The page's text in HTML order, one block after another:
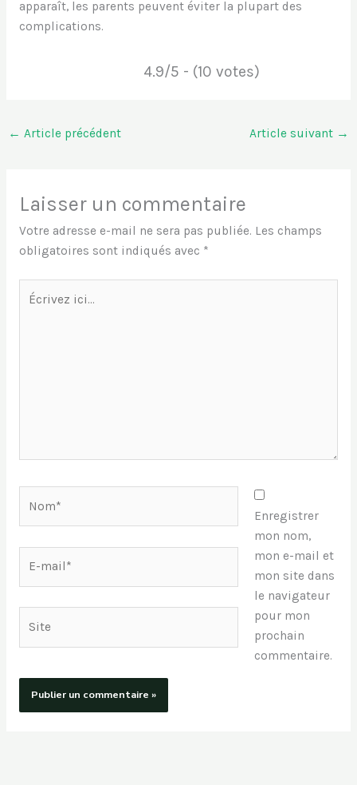
apparaît, les parents peuvent éviter la plupart des
complications.
4.9/5 - (10 votes)
← Article précédent Article suivant →
Laisser un commentaire
Votre adresse e-mail ne sera pas publiée. Les champs
obligatoires sont indiqués avec *
Écrivez
Enregistrer
mon nom,
mon e-mail et
mon site dans
le navigateur
pour mon
prochain
commentaire.